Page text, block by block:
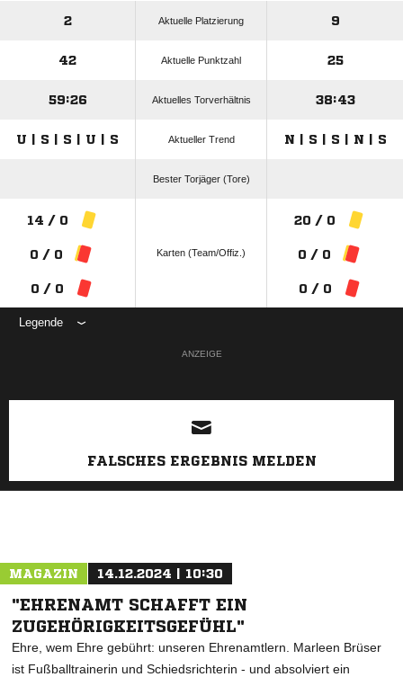
2 Aktuelle Platzierung 9
42 Aktuelle Punktzahl 25
59:26 Aktuelles Torverhältnis 38:43
U | S | S | U | S Aktueller Trend N | S | S | N | S
Bester Torjäger (Tore)
14 / 0
0 / 0
0 / 0
Karten (Team/Offiz.)
20 / 0
0 / 0
0 / 0
Legende
ANZEIGE
FALSCHES ERGEBNIS MELDEN
MAGAZIN 14.12.2024 | 10:30
"EHRENAMT SCHAFFT EIN
ZUGEHÖRIGKEITSGEFÜHL"
Ehre, wem Ehre gebührt: unseren Ehrenamtlern. Marleen Brüser
ist Fußballtrainerin und Schiedsrichterin - und absolviert ein